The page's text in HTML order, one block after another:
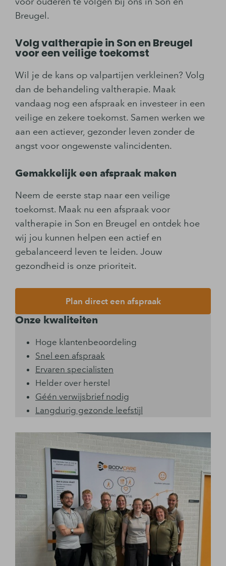
Breugel.
Volg valtherapie in Son en Breugel
voor een veilige toekomst
Wil je de kans op valpartijen verkleinen? Volg
dan de behandeling valtherapie. Maak
vandaag nog een afspraak en investeer in een
veilige en zekere toekomst. Samen werken we
aan een actiever, gezonder leven zonder de
angst voor ongewenste valincidenten.
Gemakkelijk een afspraak maken
Neem de eerste stap naar een veilige
toekomst. Maak nu een afspraak voor
valtherapie in Son en Breugel en ontdek hoe
wij jou kunnen helpen een actief en
gebalanceerd leven te leiden. Jouw
gezondheid is onze prioriteit.
Plan direct een afspraak
Onze kwaliteiten
Hoge klantenbeoordeling
Snel een afspraak
Ervaren specialisten
Helder over herstel
Géén verwijsbrief nodig
Langdurig gezonde leefstijl